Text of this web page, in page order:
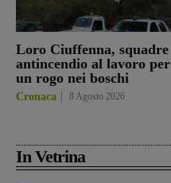
Loro Ciuffenna, squadre
antincendio al lavoro per
un rogo nei boschi
Cronaca 8 Agosto 2026
In Vetrina